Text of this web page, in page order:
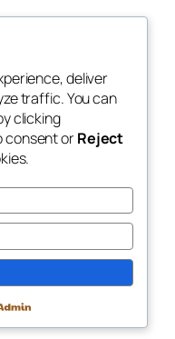
志
以WordPress设计
deliver
traffic. You can
clicking
consent orReject